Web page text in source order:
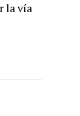
la vía